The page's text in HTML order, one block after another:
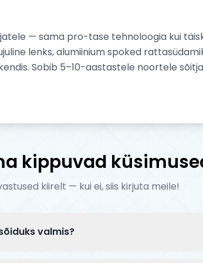
— sama pro-tase tehnoloogia kui
lenks, alumiinium spoked
Sobib 5–10-aastastele noortele
kippuvad
kiirelt — kui ei, siis kirjuta meile!
valmis?